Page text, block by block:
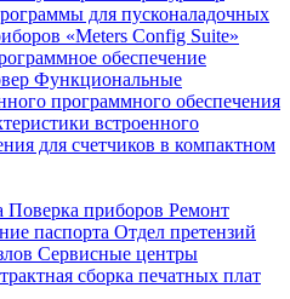
для пусконаладочных
«Meters Config Suite»
обеспечение
Функциональные
программного обеспечения
встроенного
для счетчиков в компактном
Поверка приборов Ремонт
паспорта Отдел претензий
Сервисные центры
сборка печатных плат